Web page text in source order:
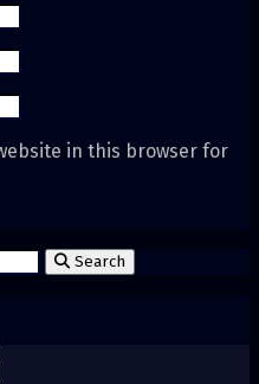
in this browser for
Search